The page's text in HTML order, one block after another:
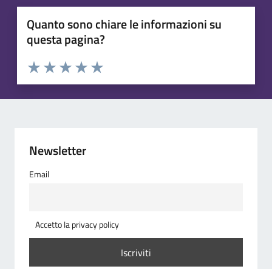
Quanto sono chiare le informazioni su
questa pagina?
Valuta 5 stelle su 5
Valuta 4 stelle su 5
Valuta 3 stelle su 5
Valuta 2 stelle su 5
Valuta 1 stelle su 5
Newsletter
Email
Accetto la privacy policy